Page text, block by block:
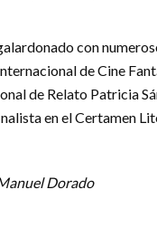
con
de Cine
de Relato Patricia
en el Certamen
Dorado